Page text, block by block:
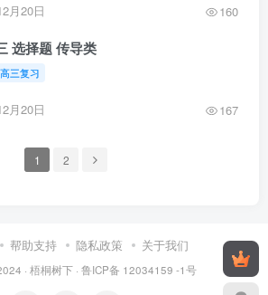
月20日 160
选择题 传导类
高三复习
月20日 167
1 2
帮助支持 隐私政策 关于我们
· 梧桐树下· 鲁ICP备 12034159 -1号